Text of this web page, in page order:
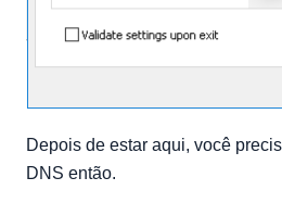
Depois de estar aqui, você
DNS então.